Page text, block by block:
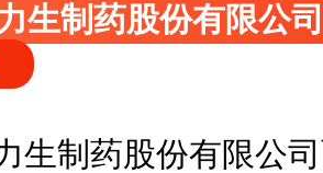
生制药股份有限公
生制药股份有限公